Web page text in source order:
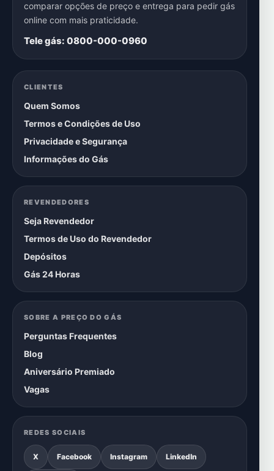
comparar opções de preço e entrega para pedir gás
online com mais praticidade.
Tele gás: 0800-000-0960
CLIENTES
Quem Somos
Termos e Condições de Uso
Privacidade e Segurança
Informações do Gás
REVENDEDORES
Seja Revendedor
Termos de Uso do Revendedor
Depósitos
Gás 24 Horas
SOBRE A PREÇO DO GÁS
Perguntas Frequentes
Blog
Aniversário Premiado
Vagas
REDES SOCIAIS
X Facebook Instagram LinkedIn